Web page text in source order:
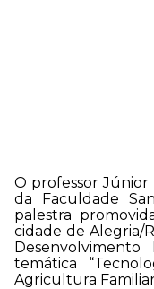
O professor Júnior
da Faculdade
palestra
cidade de Alegria/
temática
Agricultura